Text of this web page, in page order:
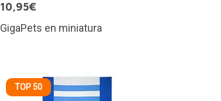
10,95€
GigaPets en miniatura
TOP 50